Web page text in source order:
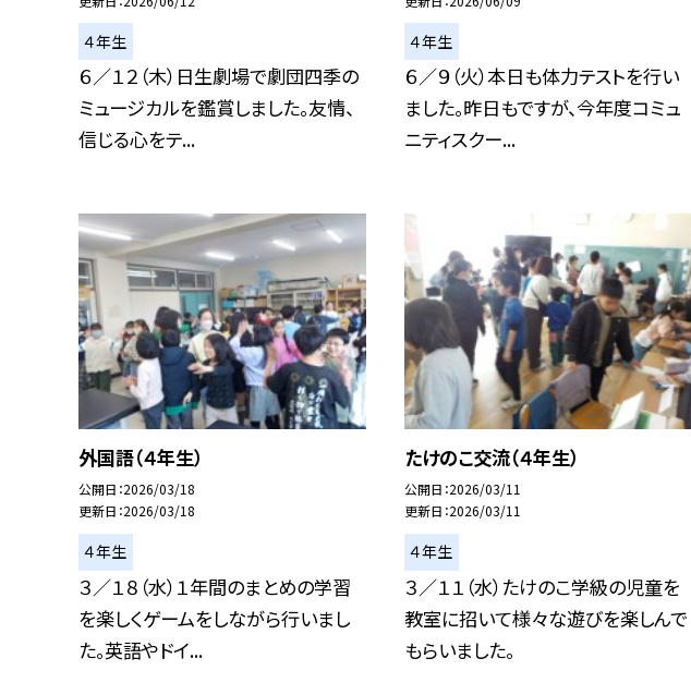
４年生
６／１２（木）日生劇場で劇団四季の
ミュージカルを鑑賞しました。友情、
信じる心をテ...
４年生
６／９（火）本日も体力テストを行い
ました。昨日もですが、今年度コミュ
ニティスクー...
外国語（４年生）
公開日 2026/03/18
更新日 2026/03/18
４年生
３／１８（水）１年間のまとめの学習
を楽しくゲームをしながら行いまし
た。英語やドイ...
たけのこ交流（４年生）
公開日 2026/03/11
更新日 2026/03/11
４年生
３／１１（水）たけのこ学級の児童を
教室に招いて様々な遊びを楽しんで
もらいました。